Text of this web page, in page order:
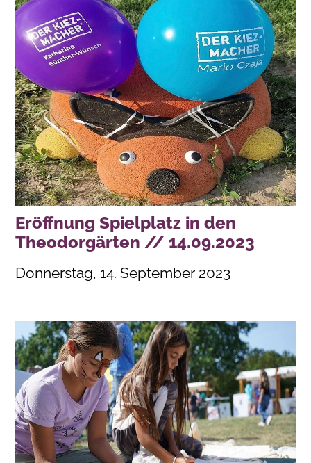
Eröffnung Spielplatz in den
Theodorgärten // 14.09.2023
Donnerstag, 14. September 2023